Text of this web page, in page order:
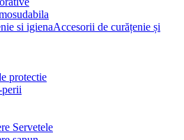
Accesorii de curățenie și
protectie
Servetele